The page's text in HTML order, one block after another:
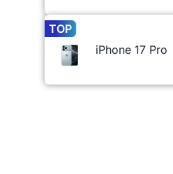
TOP
iPhone 17 Pro